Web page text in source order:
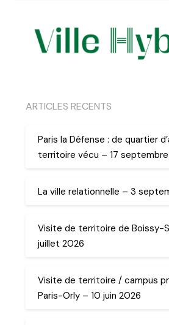
ARTICLES RECENTS
Paris la Défense : de quartier
territoire vécu – 17
La ville relationnelle – 3
Visite de territoire de Boissy-
juillet 2026
Visite de territoire / campus
Paris-Orly – 10 juin 2026